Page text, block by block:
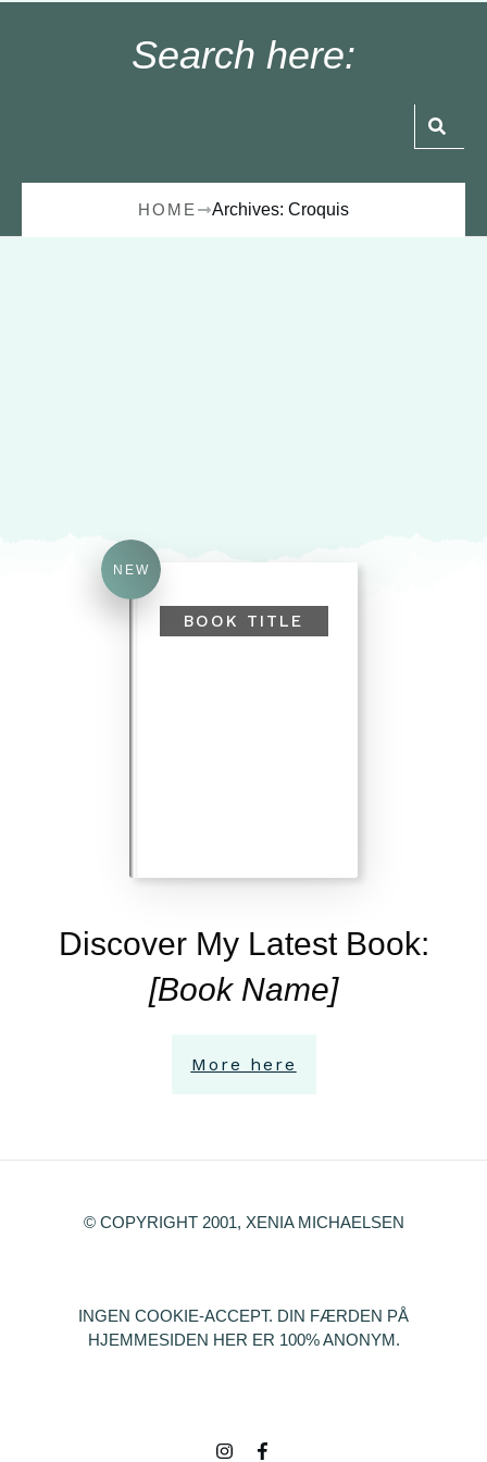
Search here:
HOME Archives: Croquis
Discover My Latest Book:
[Book Name]
More here
NEW
BOOK TITLE
© COPYRIGHT 2001, XENIA MICHAELSEN
INGEN COOKIE-ACCEPT. DIN FÆRDEN PÅ
HJEMMESIDEN HER ER 100% ANONYM.